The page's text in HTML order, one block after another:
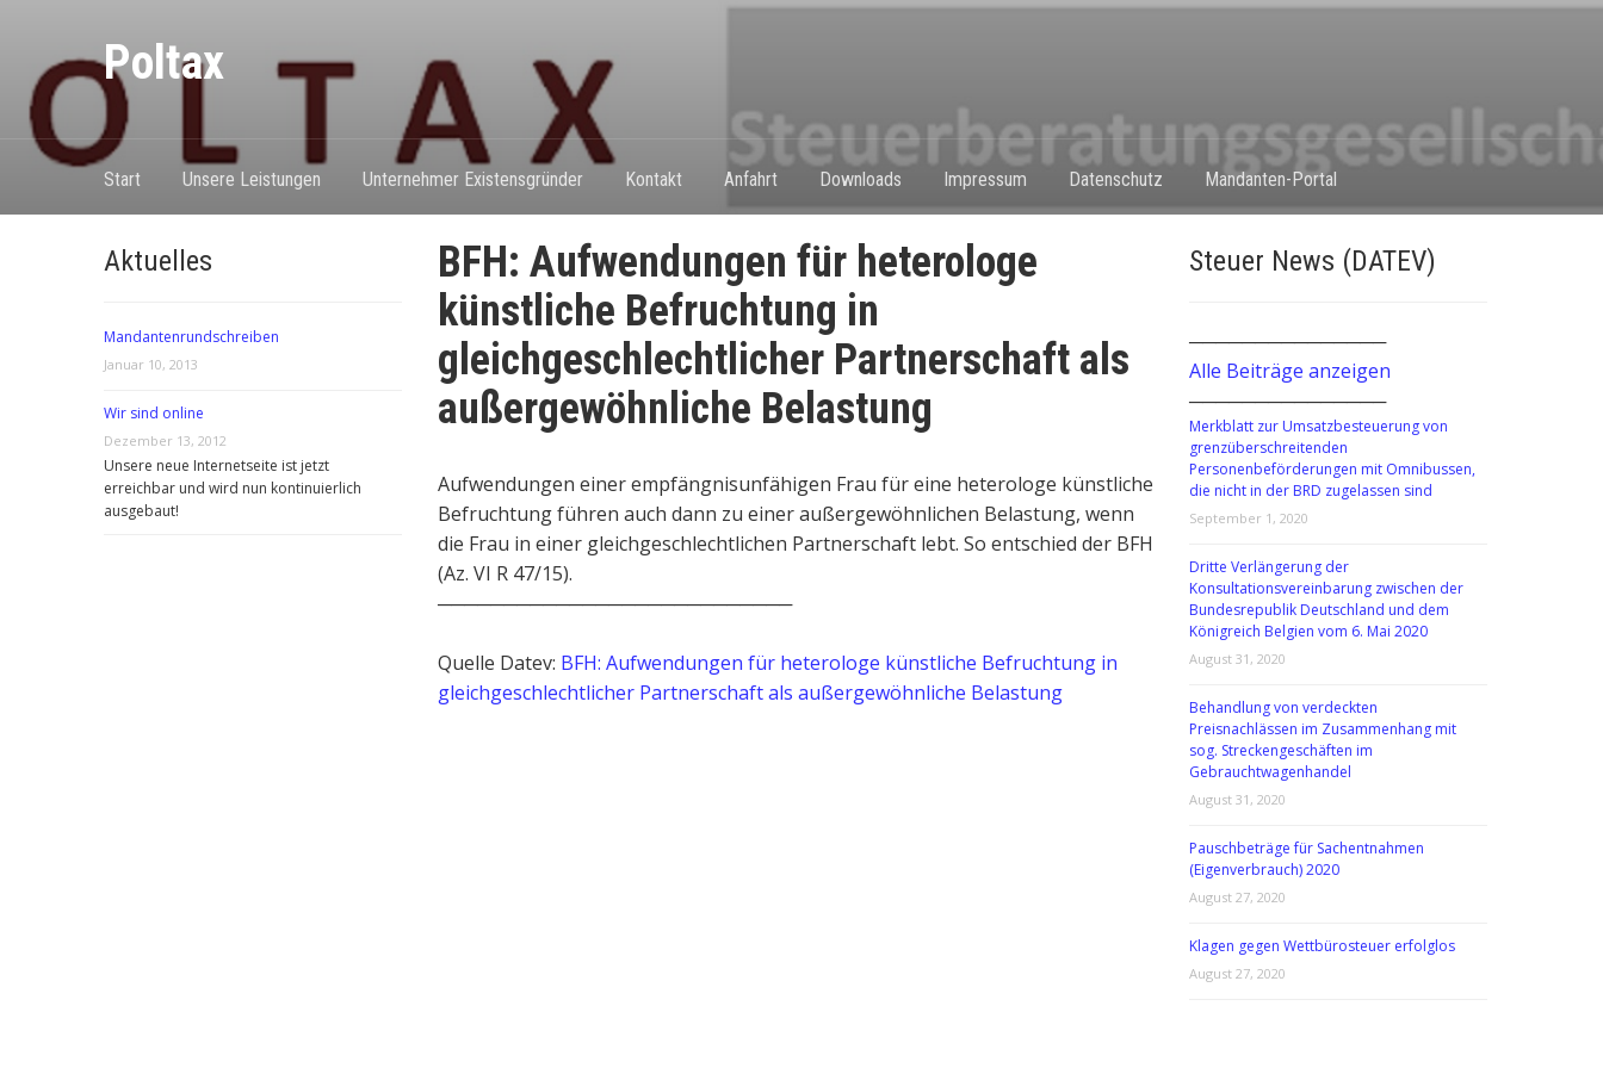
Poltax
Start Unsere Leistungen Unternehmer Existensgründer Kontakt Anfahrt Downloads Impressum Datenschutz Mandanten-Portal
Aktuelles
Mandantenrundschreiben
Januar 10, 2013
Wir sind online
Dezember 13, 2012
Unsere neue Internetseite ist jetzt
erreichbar und wird nun kontinuierlich
ausgebaut!
BFH: Aufwendungen für heterologe
künstliche Befruchtung in
gleichgeschlechtlicher Partnerschaft als
außergewöhnliche Belastung
Aufwendungen einer empfängnisunfähigen Frau für eine heterologe künstliche
Befruchtung führen auch dann zu einer außergewöhnlichen Belastung, wenn
die Frau in einer gleichgeschlechtlichen Partnerschaft lebt. So entschied der BFH
(Az. VI R 47/15).
───────────────────────────
Quelle Datev: BFH: Aufwendungen für heterologe künstliche Befruchtung in
gleichgeschlechtlicher Partnerschaft als außergewöhnliche Belastung
Steuer News (DATEV)
───────────────
Alle Beiträge anzeigen
───────────────
Merkblatt zur Umsatzbesteuerung von
grenzüberschreitenden
Personenbeförderungen mit Omnibussen,
die nicht in der BRD zugelassen sind
September 1, 2020
Dritte Verlängerung der
Konsultationsvereinbarung zwischen der
Bundesrepublik Deutschland und dem
Königreich Belgien vom 6. Mai 2020
August 31, 2020
Behandlung von verdeckten
Preisnachlässen im Zusammenhang mit
sog. Streckengeschäften im
Gebrauchtwagenhandel
August 31, 2020
Pauschbeträge für Sachentnahmen
(Eigenverbrauch) 2020
August 27, 2020
Klagen gegen Wettbürosteuer erfolglos
August 27, 2020